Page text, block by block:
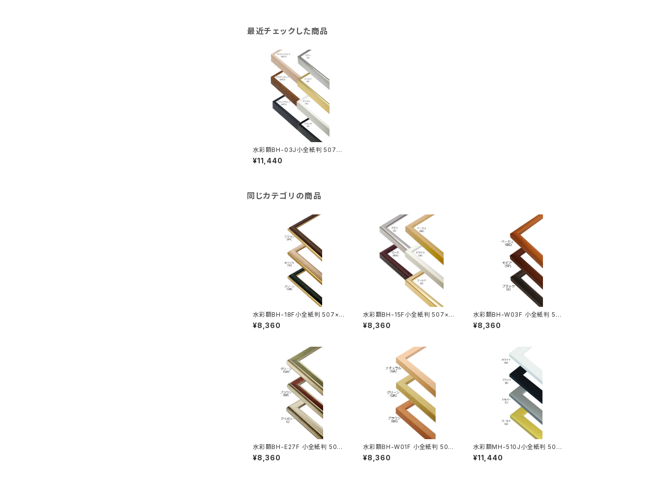
最近チェックした商品
水彩額BH-03J小全紙判 507×6
59ミリ
¥11,440
同じカテゴリの商品
水彩額BH-18F小全紙判 507×6
59ミリ
¥8,360
水彩額BH-15F小全紙判 507×6
59ミリ
¥8,360
水彩額BH-W03F 小全紙判 507
×659ミリ
¥8,360
水彩額BH-E27F 小全紙判 507
×659ミリ
¥8,360
水彩額BH-W01F 小全紙判 507
×659ミリ
¥8,360
水彩額MH-510J小全紙判 507×
659ミリ
¥11,440